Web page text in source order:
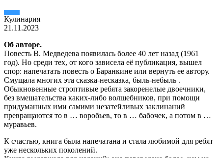
Кулинария
21.11.2023
Об авторе.
Повесть В. Медведева появилась более 40 лет назад (1961
год). Но среди тех, от кого зависела её публикация, вышел
спор: напечатать повесть о Баранкине или вернуть ее автору.
Смущала многих эта сказка-несказка, быль-небыль .
Обыкновенные строптивые ребята закоренелые двоечники,
без вмешательства каких-либо волшебников, при помощи
придуманных ими самими незатейливых заклинаний
превращаются то в … воробьев, то в … бабочек, а потом в …
муравьев.
К счастью, книга была напечатана и стала любимой для ребят
уже нескольких поколений.